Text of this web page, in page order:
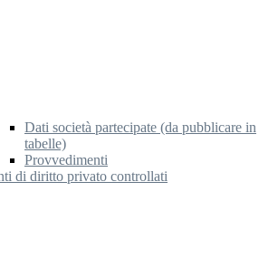
Dati società partecipate (da pubblicare in
tabelle)
Provvedimenti
di diritto privato controllati